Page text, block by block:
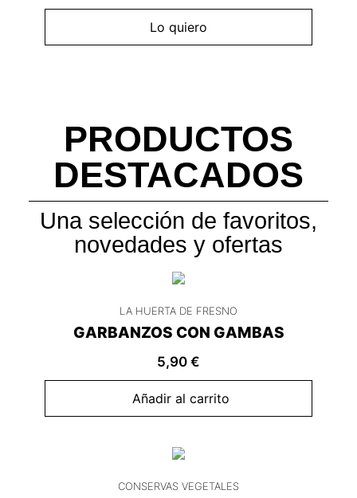
Lo quiero
PRODUCTOS
DESTACADOS
Una selección de favoritos,
novedades y ofertas
LA HUERTA DE FRESNO
GARBANZOS CON GAMBAS
5,90 €
Añadir al carrito
CONSERVAS VEGETALES